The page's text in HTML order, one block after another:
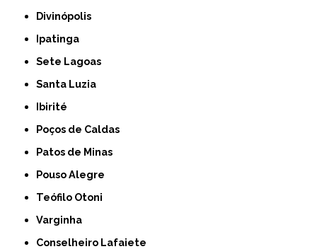
Divinópolis
Ipatinga
Sete Lagoas
Santa Luzia
Ibirité
Poços de Caldas
Patos de Minas
Pouso Alegre
Teófilo Otoni
Varginha
Conselheiro Lafaiete